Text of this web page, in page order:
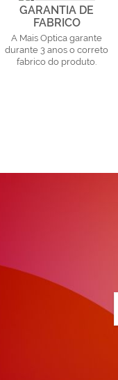
GARANTIA DE
FABRICO
A Mais Optica garante
durante 3 anos o correto
fabrico do produto.